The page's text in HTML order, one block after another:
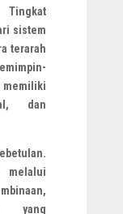
sistem
terarah
dan
melalui
yang